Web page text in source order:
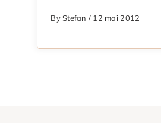
By Stefan / 12 mai 2012